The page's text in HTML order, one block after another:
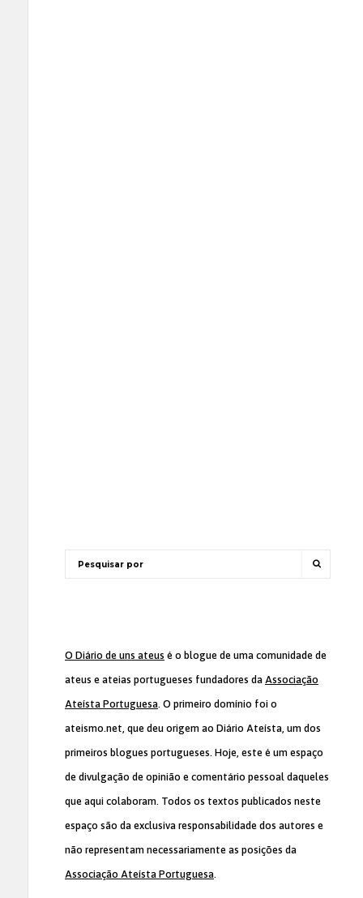
O Diário de uns ateus é o blogue de uma comunidade de
ateus e ateias portugueses fundadores da Associação
Ateísta Portuguesa. O primeiro domínio foi o
ateismo.net, que deu origem ao Diário Ateísta, um dos
primeiros blogues portugueses. Hoje, este é um espaço
de divulgação de opinião e comentário pessoal daqueles
que aqui colaboram. Todos os textos publicados neste
espaço são da exclusiva responsabilidade dos autores e
não representam necessariamente as posições da
Associação Ateísta Portuguesa.